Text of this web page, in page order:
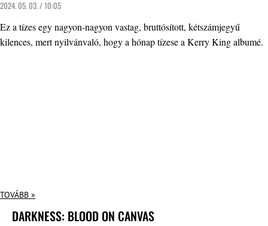
2024. 05. 03. / 10:05
Ez a tízes egy nagyon-nagyon vastag, bruttósított, kétszámjegyű
kilences, mert nyilvánvaló, hogy a hónap tízese a Kerry King albumé.
TOVÁBB »
DARKNESS: BLOOD ON CANVAS